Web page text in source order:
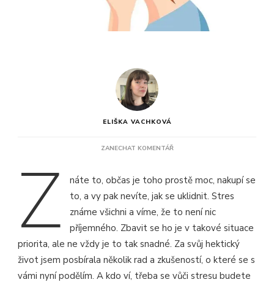
ELIŠKA VACHKOVÁ
ZANECHAT KOMENTÁŘNA
STRES
Z
náte to, občas je toho prostě moc, nakupí se
to, a vy pak nevíte, jak se uklidnit. Stres
známe všichni a víme, že to není nic
příjemného. Zbavit se ho je v takové situace
priorita, ale ne vždy je to tak snadné. Za svůj hektický
život jsem posbírala několik rad a zkušeností, o které se s
vámi nyní podělím. A kdo ví, třeba se vůči stresu budete